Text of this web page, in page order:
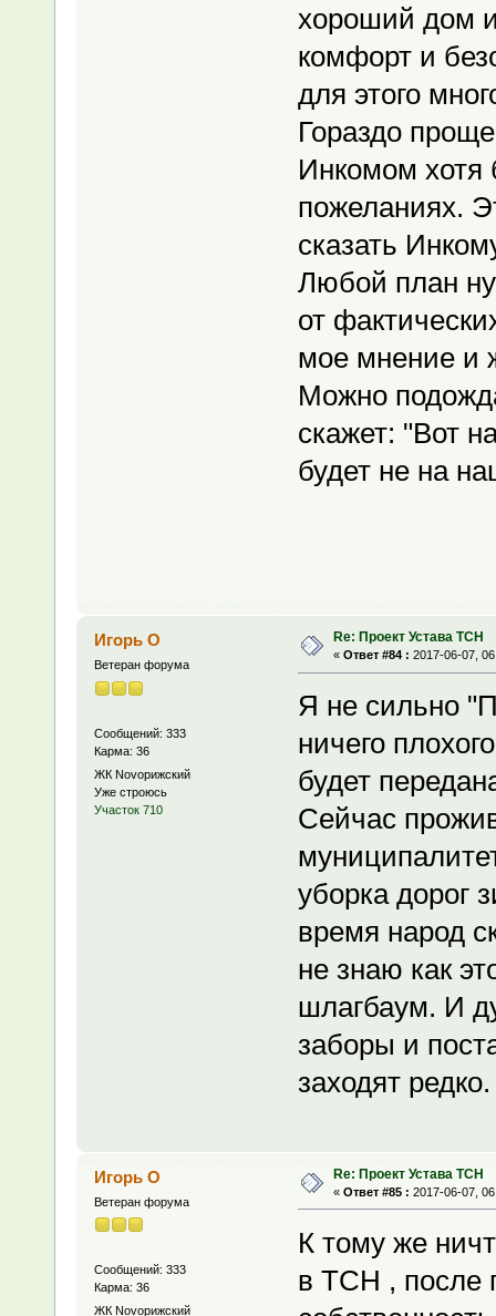
хороший дом
комфорт и
для этого
Гораздо
Инкомом
пожеланиях.
сказать
Любой план
от
мое мнение и
Можно
скажет: "Вот
будет не на
Игорь О
Ветеран форума
Сообщений: 333
Карма: 36
ЖК Novoрижский
Уже строюсь
Участок 710
Re: Проект Устава ТСН
« Ответ #84 : 2017-06-07,
Я не сильно
ничего
будет
Сейчас
уборка дорог
время народ
не знаю как
шлагбаум. И
заборы и
заходят редко.
Игорь О
Ветеран форума
Сообщений: 333
Карма: 36
ЖК Novoрижский
Re: Проект Устава ТСН
« Ответ #85 : 2017-06-07,
К тому же
в ТСН , после